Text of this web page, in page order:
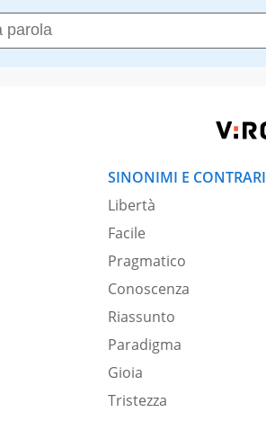
SINONIMI E CONTRARI
Libertà
Facile
Pragmatico
Conoscenza
Riassunto
Paradigma
Gioia
Tristezza